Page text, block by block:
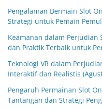
Pengalaman Bermain Slot
Strategi untuk Pemain
Keamanan dalam Perjudian
dan Praktik Terbaik untuk
Teknologi VR dalam
Interaktif dan Realistis
Pengaruh Permainan Slot
Tantangan dan Strategi